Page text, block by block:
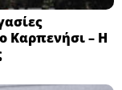
Καρπενήσι – Η